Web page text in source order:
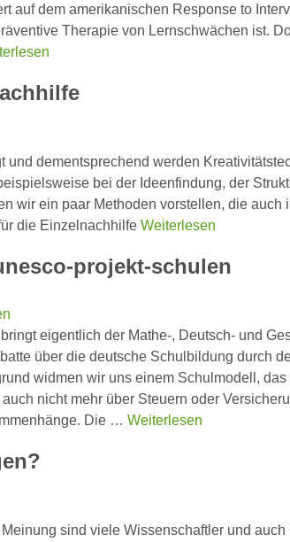
auf dem amerikanischen Response to
Therapie von Lernschwächen ist.
und dementsprechend werden
bei der Ideenfindung, der
wir ein paar Methoden vorstellen, die auch
die Einzelnachhilfe Weiterlesen
projekt-schulen
eigentlich der Mathe-, Deutsch- und
über die deutsche Schulbildung durch
widmen wir uns einem Schulmodell,
nicht mehr über Steuern oder
Die … Weiterlesen
sind viele Wissenschaftler und